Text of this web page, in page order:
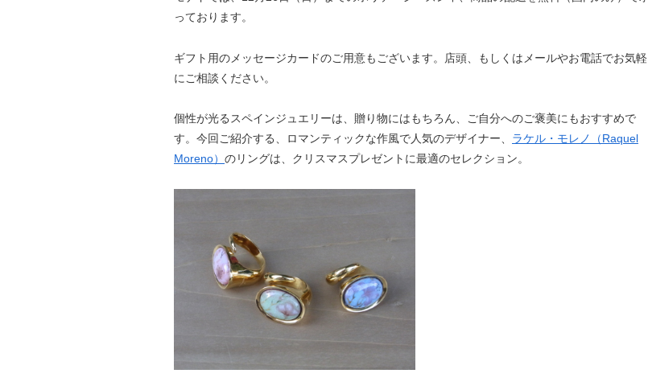
っております。
ギフト用のメッセージカードのご用意もございます。店頭、もしくはメールやお電話でお気軽
にご相談ください。
個性が光るスペインジュエリーは、贈り物にはもちろん、ご自分へのご褒美にもおすすめで
す。今回ご紹介する、ロマンティックな作風で人気のデザイナー、 ラケル・モレノ（Raquel
Moreno） のリングは、クリスマスプレゼントに最適のセレクション。